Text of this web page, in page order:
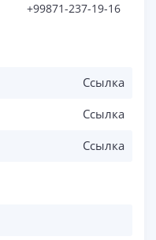
+99871-237-19-16
Ссылка
Ссылка
Ссылка